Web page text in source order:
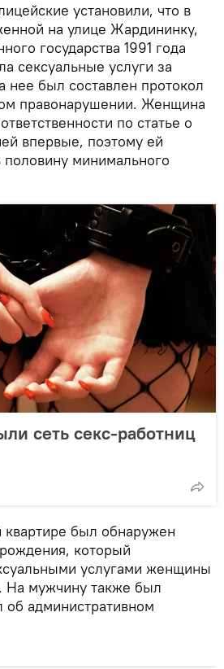
установили, что в
на улице Жардининку,
государства 1991 года
сексуальные услуги за
нее был составлен протокол
правонарушении. Женщина
по статье о
впервые, поэтому ей
половину минимального
сеть секс-работниц
квартире был обнаружен
который
услугами женщины
На мужчину также был
об административном